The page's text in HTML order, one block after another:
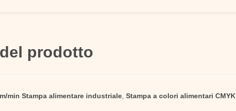
prodotto
min Stampa alimentare industriale, Stampa a colori alimentari CMYK